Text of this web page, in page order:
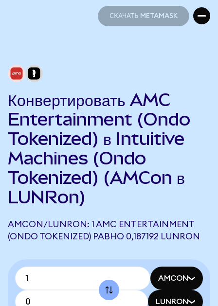
СКАЧАТЬ METAMASK
Конвертировать AMC
Entertainment (Ondo
Tokenized) в Intuitive
Machines (Ondo
Tokenized) (AMCon в
LUNRon)
AMCON/LUNRON: 1 AMC ENTERTAINMENT
(ONDO TOKENIZED) РАВНО 0,187192 LUNRON
AMCON
LUNRON